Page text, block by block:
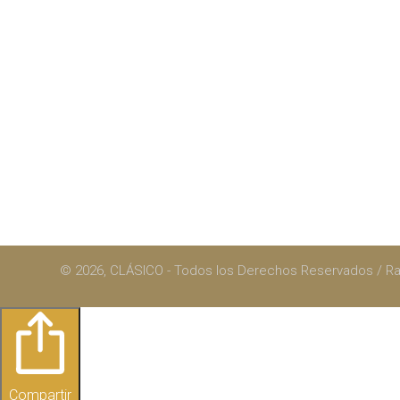
© 2026, CLÁSICO - Todos los Derechos Reservados /
Compartir